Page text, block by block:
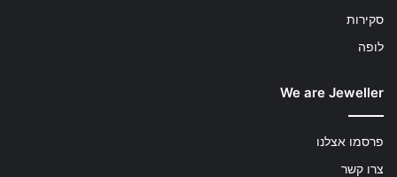
סקירות
לופה
We are Jeweller
פרסמו אצלנו
צרו קשר